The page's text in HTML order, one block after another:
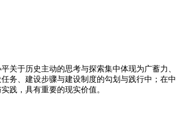
关于历史主动的思考与探索集中体现为广蓄力、
务、建设步骤与建设制度的勾划与践行中；在中
践，具有重要的现实价值。